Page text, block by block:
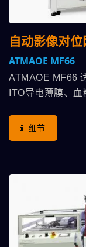
自动影像对
ATMAOE MF66
ATMAOE MF66
ITO导电薄膜、
对应适合大小孔
轴伺服驱动马达
于顺畅印刷，防
案，高效率提升
细节